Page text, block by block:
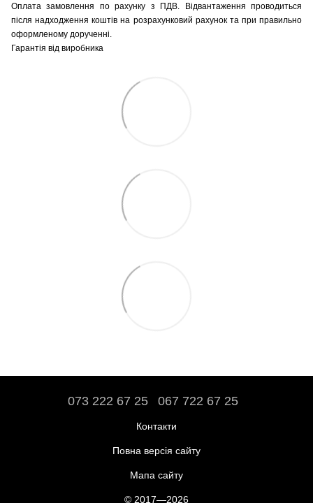
Оплата замовлення по рахунку з ПДВ. Відвантаження проводиться
після надходження коштів на розрахунковий рахунок та при правильно
оформленому дорученні.
Гарантія від виробника
073 222 67 25 067 722 67 25
Контакти
Повна версія сайту
Мапа сайту
© 2017—2026